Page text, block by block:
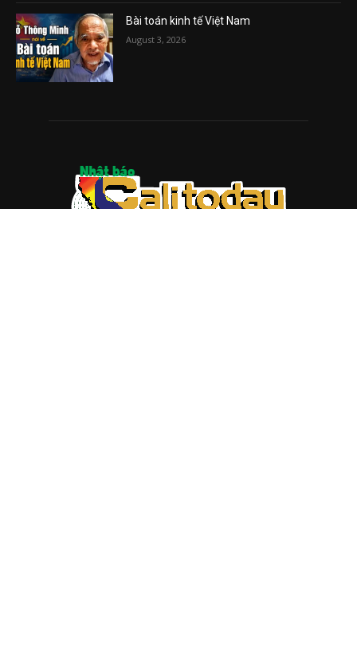
Bài toán kinh tế Việt Nam
August 3, 2026